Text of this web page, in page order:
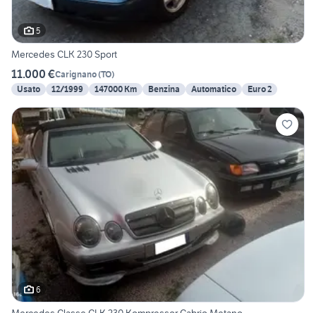
5
Mercedes CLK 230 Sport
11.000 €Carignano(TO)
Usato
12/1999 147000 Km Benzina Automatico Euro 2
6